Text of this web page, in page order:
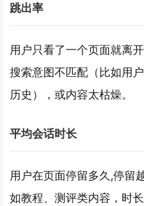
跳出率
用户只看了一个页面就离
搜索意图不匹配 （比如用
历史），或内容太枯燥。
平均会话时长
用户在页面停留多久,停留
如教程、测评类内容，时